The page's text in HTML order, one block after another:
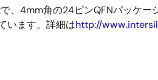
、4mm角の24ピンQFNパッケ
います。詳細はhttp://